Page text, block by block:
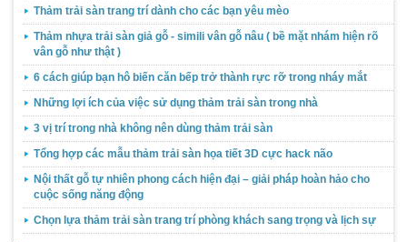
Thảm trải sàn trang trí dành cho các bạn yêu mèo
Thảm nhựa trải sàn giả gỗ - simili vân gỗ nâu ( bề mặt nhám hiện rõ
vân gỗ như thật )
6 cách giúp bạn hô biến căn bếp trở thành rực rỡ trong nháy mắt
Những lợi ích của việc sử dụng thảm trải sàn trong nhà
3 vị trí trong nhà không nên dùng thảm trải sàn
Tổng hợp các mẫu thảm trải sàn họa tiết 3D cực hack não
Nội thất gỗ tự nhiên phong cách hiện đại – giải pháp hoàn hảo cho
cuộc sống năng động
Chọn lựa thảm trải sàn trang trí phòng khách sang trọng và lịch sự